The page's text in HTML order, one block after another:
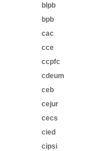
blpb
bpb
cac
cce
ccpfc
cdeum
ceb
cejur
cecs
cied
cipsi